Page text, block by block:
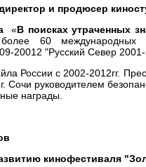
и продюсер
«В поисках утраченных
более 60 международных
20012 "Русский Север
России с 2002-2012гг.
Сочи руководителем
награды.
кинофестиваля